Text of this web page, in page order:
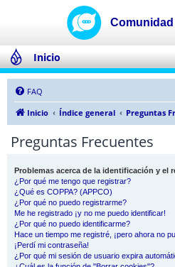
Inicio
FAQ
Inicio
Índice general Preguntas
Preguntas Frecuentes
Problemas acerca de la identificación y el
¿Por qué me tengo que registrar?
¿Qué es COPPA? (APPCO)
¿Por qué no puedo registrarme?
Me he registrado ¡y no me puedo identificar!
¿Por qué no puedo identificarme?
Hace un tiempo me registré, ¡pero ahora no
¡Perdí mi contraseña!
¿Por qué mi sesión de usuario expira